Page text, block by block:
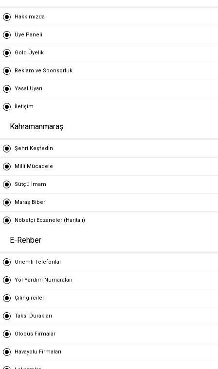
Hakkımızda
Üye Paneli
Gold Üyelik
Reklam ve Sponsorluk
Yasal Uyarı
İletişim
Kahramanmaraş
Şehri Keşfedin
Milli Mücadele
Sütçü İmam
Maraş Biberi
Nöbetçi Eczaneler (Haritalı)
E-Rehber
Önemli Telefonlar
Yol Yardım Numaraları
Çilingirciler
Taksi Durakları
Otobüs Firmalar
Havayolu Firmaları